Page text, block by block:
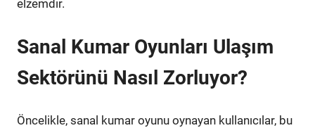
elzemdir.
Sanal Kumar Oyunları Ulaşım
Sektörünü Nasıl Zorluyor?
Öncelikle, sanal kumar oyunu oynayan kullanıcılar, bu